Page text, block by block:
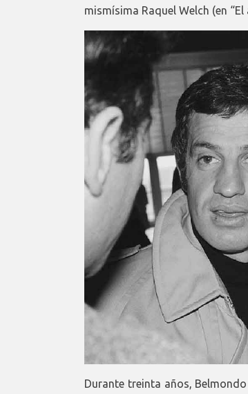
mismísima Raquel Welch (en “El
Durante treinta años,